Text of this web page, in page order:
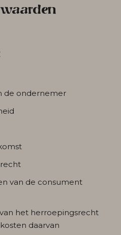
de ondernemer
van de consument
het herroepingsrecht
daarvan